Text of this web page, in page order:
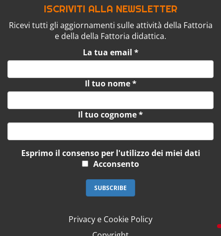
ISCRIVITI ALLA NEWSLETTER
Ricevi tutti gli aggiornamenti sulle attività della Fattoria
e della della Fattoria didattica.
La tua email *
Il tuo nome*
Il tuo cognome*
Esprimo il consenso per l'utilizzo dei miei dati
Acconsento
Privacy e Cookie Policy